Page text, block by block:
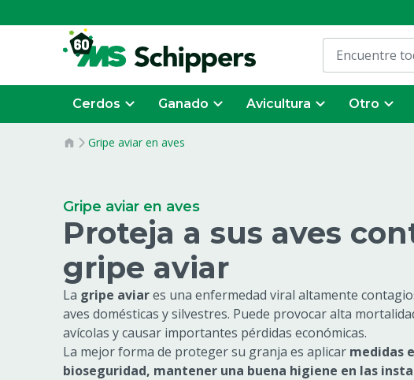
Cerdos Ganado Avicultura Otro
Gripe aviar en aves
Gripe aviar en aves
Proteja a sus aves
gripe aviar
La gripe aviares una enfermedad viral altamente
aves domésticas y silvestres. Puede provocar alta
avícolas y causar importantes pérdidas económicas.
La mejor forma de proteger su granja es aplicar medidas
bioseguridad, mantener una buena higiene en las